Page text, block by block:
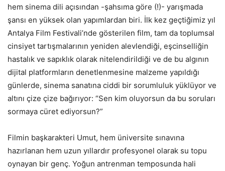
hem sinema dili açısından -şahsıma göre (!)- yarışmada
şansı en yüksek olan yapımlardan biri. İlk kez geçtiğimiz yıl
Antalya Film Festivali’nde gösterilen film, tam da toplumsal
cinsiyet tartışmalarının yeniden alevlendiği, eşcinselliğin
hastalık ve sapıklık olarak nitelendirildiği ve de bu algının
dijital platformların denetlenmesine malzeme yapıldığı
günlerde, sinema sanatına ciddi bir sorumluluk yüklüyor ve
altını çize çize bağırıyor: “Sen kim oluyorsun da bu soruları
sormaya cüret ediyorsun?”
Filmin başkarakteri Umut, hem üniversite sınavına
hazırlanan hem uzun yıllardır profesyonel olarak su topu
oynayan bir genç. Yoğun antrenman temposunda hali